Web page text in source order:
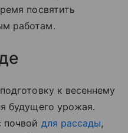
посвятить
работам.
к весеннему
будущего урожая.
почвой для рассады,